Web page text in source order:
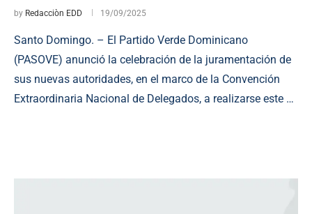
by Redacciòn EDD 19/09/2025
Santo Domingo. – El Partido Verde Dominicano
(PASOVE) anunció la celebración de la juramentación de
sus nuevas autoridades, en el marco de la Convención
Extraordinaria Nacional de Delegados, a realizarse este …